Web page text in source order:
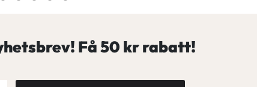
Få50 kr rabatt!